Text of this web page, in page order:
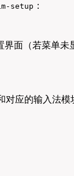
setup ：
面（若菜单未
应的输入法模